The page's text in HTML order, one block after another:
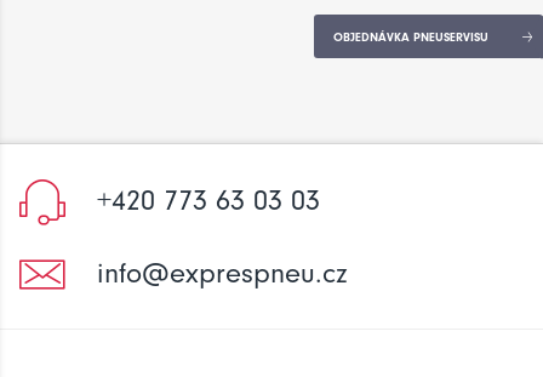
OBJEDNÁVKA PNEUSERVISU
+420 773 63 03 03
info@exprespneu.cz